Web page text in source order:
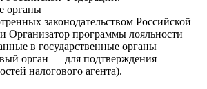
органы
законодательством Российской
программы лояльности
в государственные органы
орган — для подтверждения
налогового агента).